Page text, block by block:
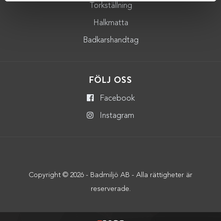
Torkställning
Halkmatta
Badkarshandtag
FÖLJ OSS
Facebook
Instagram
Copyright © 2026 - Badmiljö AB - Alla rättigheter är
reserverade.